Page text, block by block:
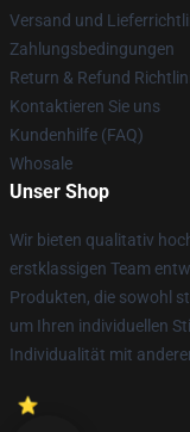
Versand und
Zahlungsbedingungen
Return & Refund
Kontaktieren Sie uns
Kundenhilfe (FAQ)
Whosale
Unser Shop
Wir bieten qualitativ
erstklassigen Team
Produkten, die sowohl
um Ihren individuellen
Individualität mit